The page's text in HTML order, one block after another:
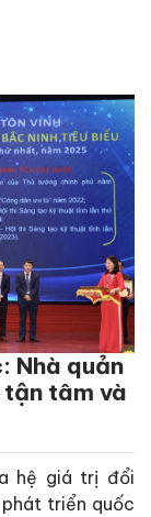
Nhà quản
tâm và
hệ giá trị đổi
triển quốc